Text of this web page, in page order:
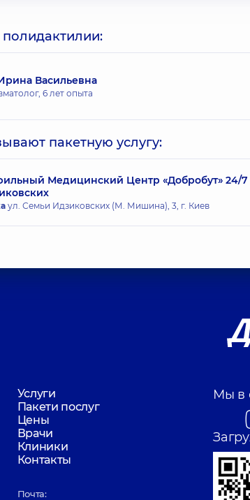
Васильевна
6 лет опыта
пакетную услугу:
Медицинский Центр «Добробут» 24/7
ул. Семьи Идзиковских (М. Мишина), 3, г. Киев
Услуги
Пакети послуг
Цены
Врачи
Клиники
Контакты
Почта:
Мы в